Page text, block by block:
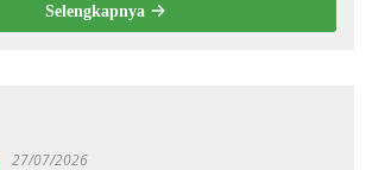
Selengkapnya
27/07/2026